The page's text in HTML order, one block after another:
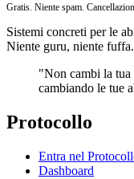
Gratis. Niente spam.
Sistemi concreti per le
Niente guru, niente fuffa.
"Non cambi la
cambiando le tue
Protocollo
Entra nel
Dashboard